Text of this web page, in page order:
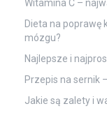
Witamina C –
Dieta na poprawę
mózgu?
Najlepsze i
Przepis na sernik
Jakie są zalety i